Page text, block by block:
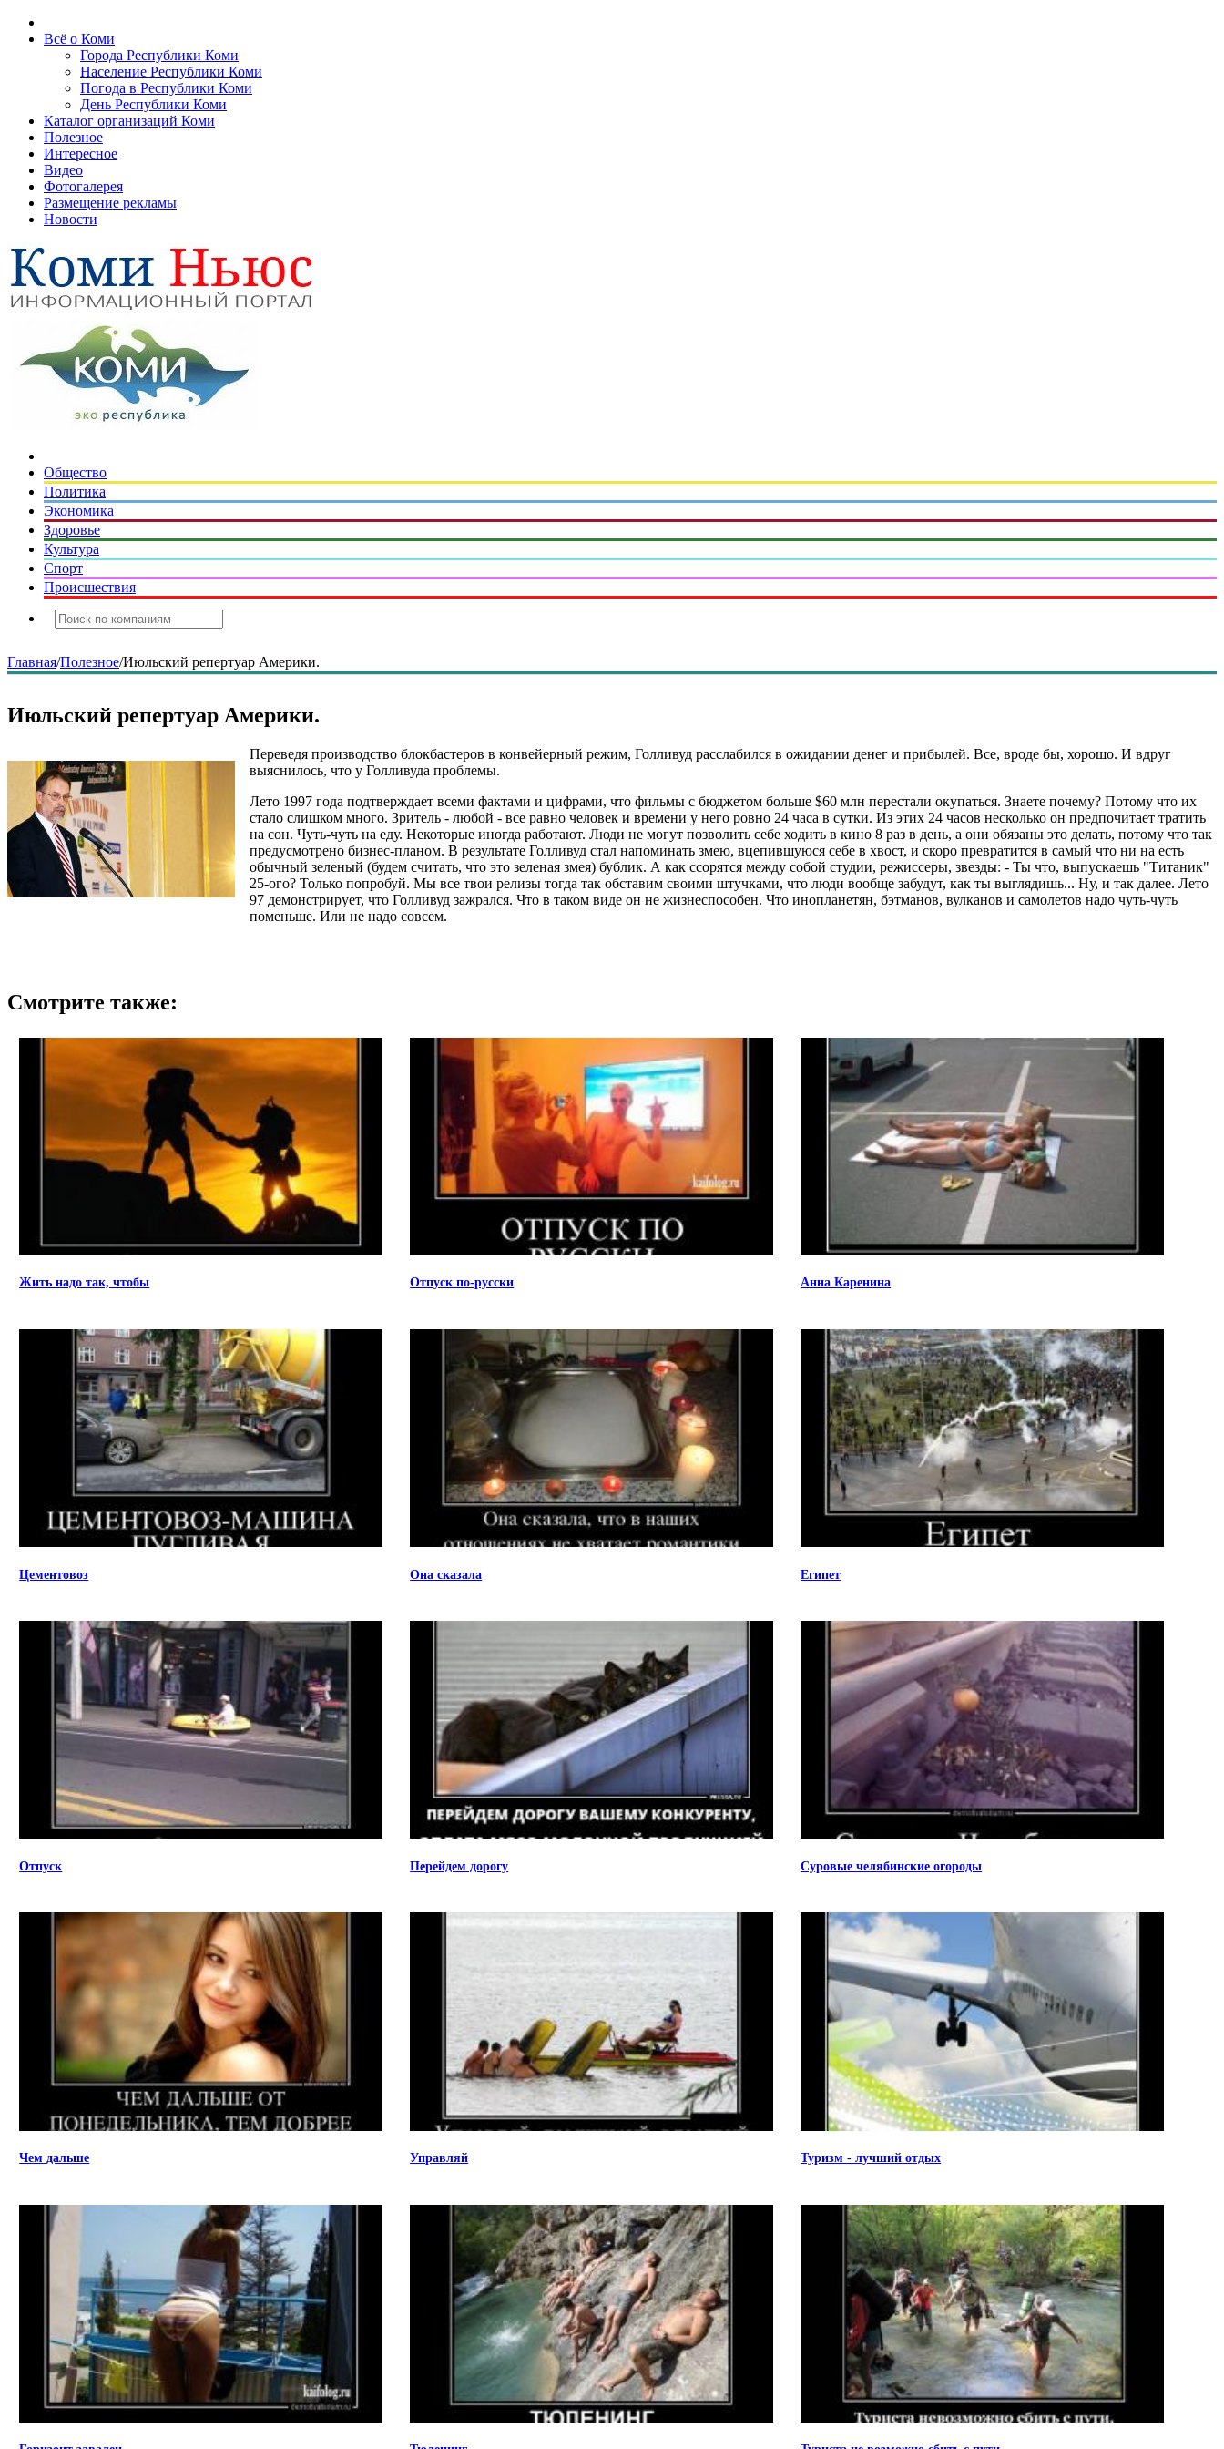
Всё о Коми
Города Республики Коми
Население Республики Коми
Погода в Республики Коми
День Республики Коми
Каталог организаций Коми
Полезное
Интересное
Видео
Фотогалерея
Размещение рекламы
Новости
Общество
Политика
Экономика
Здоровье
Культура
Спорт
Происшествия
Главная/Полезное/Июльский репертуар Америки.
Июльский репертуар Америки.
Переведя производство блокбастеров в конвейерный режим, Голливуд расслабился в ожидании денег и прибылей. Все, вроде бы, хорошо. И вдруг
выяснилось, что у Голливуда проблемы.
Лето 1997 года подтверждает всеми фактами и цифрами, что фильмы с бюджетом больше $60 млн перестали окупаться. Знаете почему? Потому что их
стало слишком много. Зритель - любой - все равно человек и времени у него ровно 24 часа в сутки. Из этих 24 часов несколько он предпочитает тратить
на сон. Чуть-чуть на еду. Некоторые иногда работают. Люди не могут позволить себе ходить в кино 8 раз в день, а они обязаны это делать, потому что так
предусмотрено бизнес-планом. В результате Голливуд стал напоминать змею, вцепившуюся себе в хвост, и скоро превратится в самый что ни на есть
обычный зеленый (будем считать, что это зеленая змея) бублик. А как ссорятся между собой студии, режиссеры, звезды: - Ты что, выпускаешь "Титаник"
25-ого? Только попробуй. Мы все твои релизы тогда так обставим своими штучками, что люди вообще забудут, как ты выглядишь... Ну, и так далее. Лето
97 демонстрирует, что Голливуд зажрался. Что в таком виде он не жизнеспособен. Что инопланетян, бэтманов, вулканов и самолетов надо чуть-чуть
поменьше. Или не надо совсем.
Смотрите также:
Жить надо так, чтобы Отпуск по-русски Анна Каренина
Цементовоз Она сказала Египет
Отпуск Перейдем дорогу Суровые челябинские огороды
Чем дальше Управляй Туризм - лучший отдых